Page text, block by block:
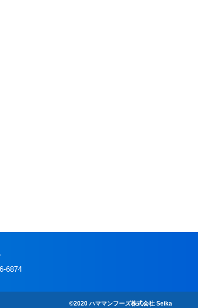
6874
©2020 ハママンフーズ株式会社 Seika